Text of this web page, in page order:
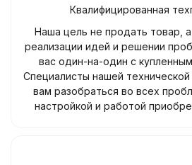
Квалифицированная
Наша цель не продать товар,
реализации идей и решении
вас один-на-один с
Специалисты нашей
вам разобраться во всех
настройкой и работой